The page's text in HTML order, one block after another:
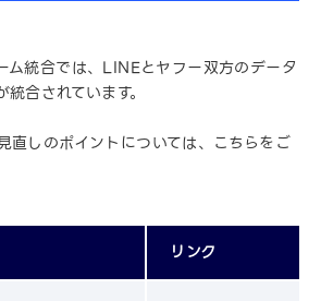
ム統合では、LINEとヤフー双方のデータ
合されています。
直しのポイントについては、こちらをご
リンク